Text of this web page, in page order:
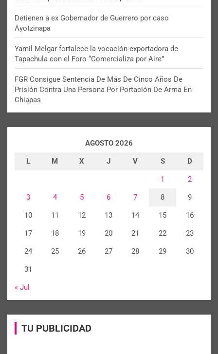
Detienen a ex Gobernador de Guerrero por caso
Ayotzinapa
Yamil Melgar fortalece la vocación exportadora de
Tapachula con el Foro “Comercializa por Aire”
FGR Consigue Sentencia De Más De Cinco Años De
Prisión Contra Una Persona Por Portación De Arma En
Chiapas
AGOSTO 2026
L M X J V S D
1 2
3 4 5 6 7 8 9
10 11 12 13 14 15 16
17 18 19 20 21 22 23
24 25 26 27 28 29 30
31
« Jul
TU PUBLICIDAD